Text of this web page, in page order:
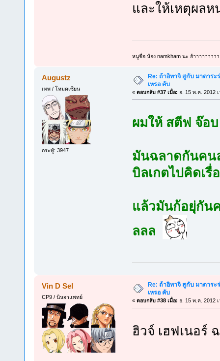
และให้เหตุผล
หนูชื่อ น้อง namkham นะ ฮ้าาาาาาาา
Augustz
เทพ / โหมดเซียน
กระทู้: 3947
Re: ถ้าอิทาจิ สูกับ มาดาระ
เหรอ คับ
« ตอบกลับ #37 เมื่อ: อ. 15 พ.ค. 2012
ผมให้ สตีฟ จ๊อ
มันฉลาดกันคน
บิลเกตไปคิดเ
แล้วมันก้อยุ่กัน
ลลล
Vin D Sel
CP9 / นินจาแพทย์
Re: ถ้าอิทาจิ สูกับ มาดาระ
เหรอ คับ
« ตอบกลับ #38 เมื่อ: อ. 15 พ.ค. 2012
ฮิวจ์ เฮฟเนอร์